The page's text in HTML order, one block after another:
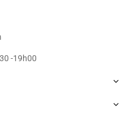
-19h00